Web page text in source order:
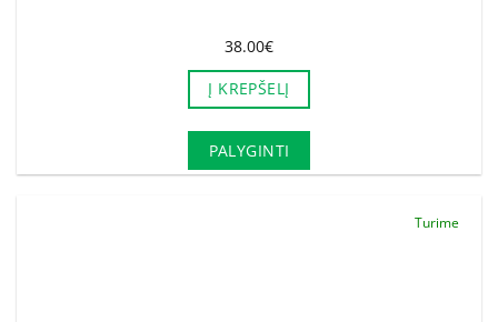
38.00€
Į KREPŠELĮ
PALYGINTI
Turime